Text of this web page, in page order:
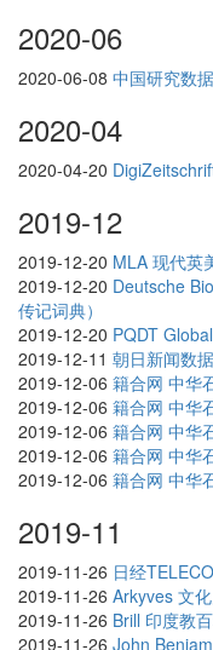
2020-06
2020-06-08 中国研究数
2020-04
2020-04-20
2019-12
2019-12-20 MLA 现代英
2019-12-20 Deutsche
传记词典）
2019-12-20 PQDT
2019-12-11 朝日新闻数
2019-12-06 籍合网 中华
2019-12-06 籍合网 中华
2019-12-06 籍合网 中华
2019-12-06 籍合网 中华
2019-12-06 籍合网 中华
2019-11
2019-11-26 日经
2019-11-26 Arkyves 文
2019-11-26 Brill 印度教
2019-11-26 John